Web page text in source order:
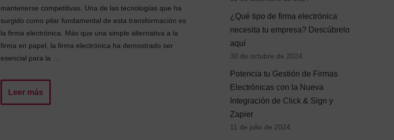
mantenerse competitivas. Una de las tecnologías que ha
surgido como pilar fundamental de esta transformación es
la firma electrónica. Más que una simple alternativa a la
firma en papel, la firma electrónica ha demostrado ser
esencial para la …
Leer más
¿Qué tipo de firma electrónica
necesita tu empresa? Descúbrelo
aquí
30 de octubre de 2024
Potencia tu Gestión de Firmas
Electrónicas con la Nueva
Integración de Click & Sign y
Zapier
11 de julio de 2024